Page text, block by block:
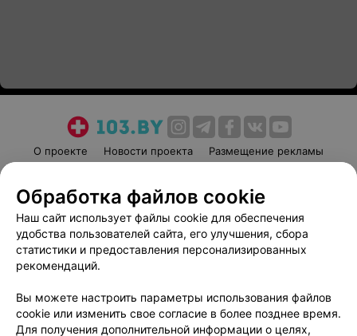
О проекте Новости проекта
Размещение рекламы
Пользовательское соглашение
Способы оплаты
Вакансии
Партнеры
Написать руководителю 103.by
Обработка персональных данных
Обработка файлов cookie
Наш сайт использует файлы cookie для обеспечения
удобства пользователей сайта, его улучшения, сбора
статистики и предоставления персонализированных
рекомендаций.
Вы можете настроить параметры использования файлов
cookie или изменить свое согласие в более позднее время.
Для получения дополнительной информации о целях,